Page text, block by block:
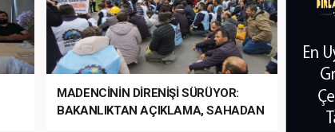
MADENCİNİN DİRENİŞİ SÜRÜYOR:
BAKANLIKTAN AÇIKLAMA, SAHADAN